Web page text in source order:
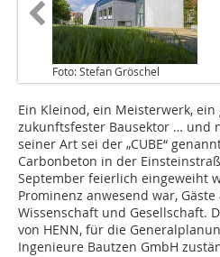
Foto: Stefan Gröschel
Ein Kleinod, ein Meisterwerk,
zukunftsfester Bausektor … und
seiner Art sei der „CUBE“
Carbonbeton in der
September feierlich eingeweiht
Prominenz anwesend war,
Wissenschaft und Gesellschaft.
von HENN, für die
Ingenieure Bautzen GmbH